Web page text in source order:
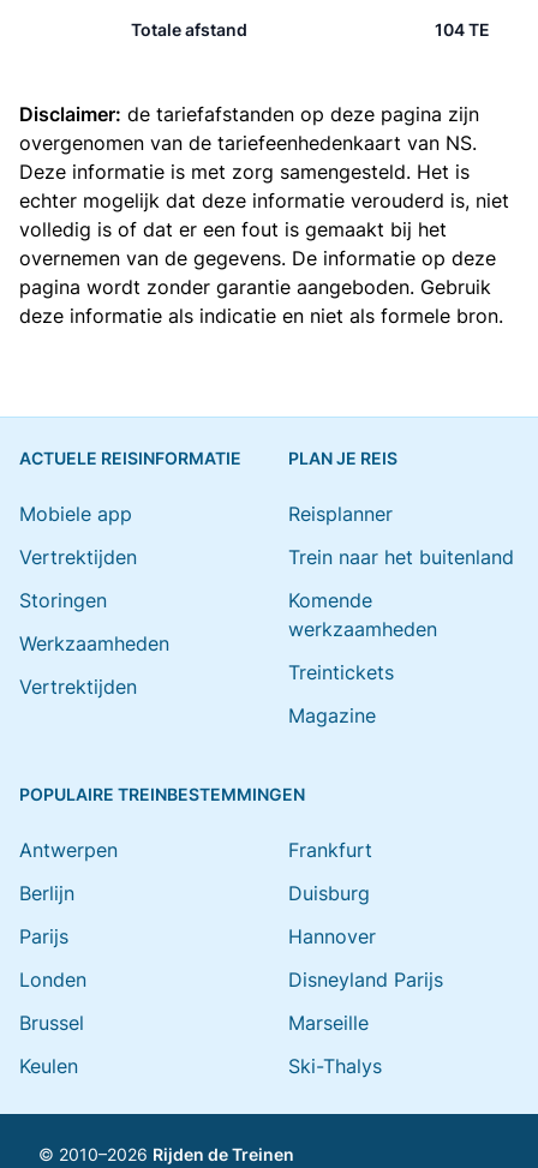
Totale afstand 104 TE
Disclaimer: de tariefafstanden op deze pagina zijn
overgenomen van de tariefeenhedenkaart van NS.
Deze informatie is met zorg samengesteld. Het is
echter mogelijk dat deze informatie verouderd is, niet
volledig is of dat er een fout is gemaakt bij het
overnemen van de gegevens. De informatie op deze
pagina wordt zonder garantie aangeboden. Gebruik
deze informatie als indicatie en niet als formele bron.
ACTUELE REISINFORMATIE
Mobiele app
Vertrektijden
Storingen
Werkzaamheden
Vertrektijden
PLAN JE REIS
Reisplanner
Trein naar het buitenland
Komende
werkzaamheden
Treintickets
Magazine
POPULAIRE TREINBESTEMMINGEN
Antwerpen
Berlijn
Parijs
Londen
Brussel
Keulen
Frankfurt
Duisburg
Hannover
Disneyland Parijs
Marseille
Ski-Thalys
© 2010–2026 Rijden de Treinen